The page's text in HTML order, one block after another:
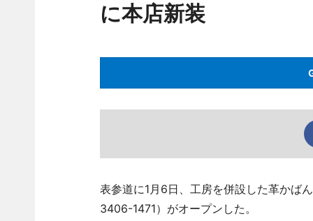
に本店新装
表参道に1月6日、工房を併設した革かば
3406-1471）がオープンした。